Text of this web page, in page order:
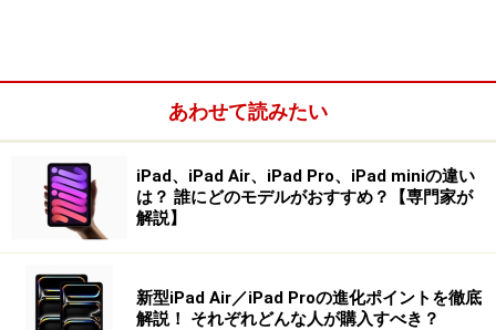
あわせて読みたい
iPad、iPad Air、iPad Pro、iPad miniの違い
は？ 誰にどのモデルがおすすめ？【専門家が
解説】
新型iPad Air／iPad Proの進化ポイントを徹底
解説！ それぞれどんな人が購入すべき？